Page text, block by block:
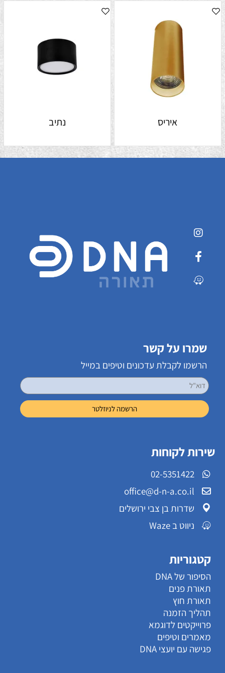
איריס נתיב
שמרו על קשר
הרשמו לקבלת עדכונים וטיפים במייל
שירות לקוחות
02-5351422
office@d-n-a.co.il
שדרות בן צבי ירושלים
ניווט ב Waze
קטגוריות
הסיפור של DNA
תאורת פנים
תאורת חוץ
תהליך הזמנה
פרוייקטים לדוגמא
מאמרים וטיפים
פגישה עם יועצי DNA